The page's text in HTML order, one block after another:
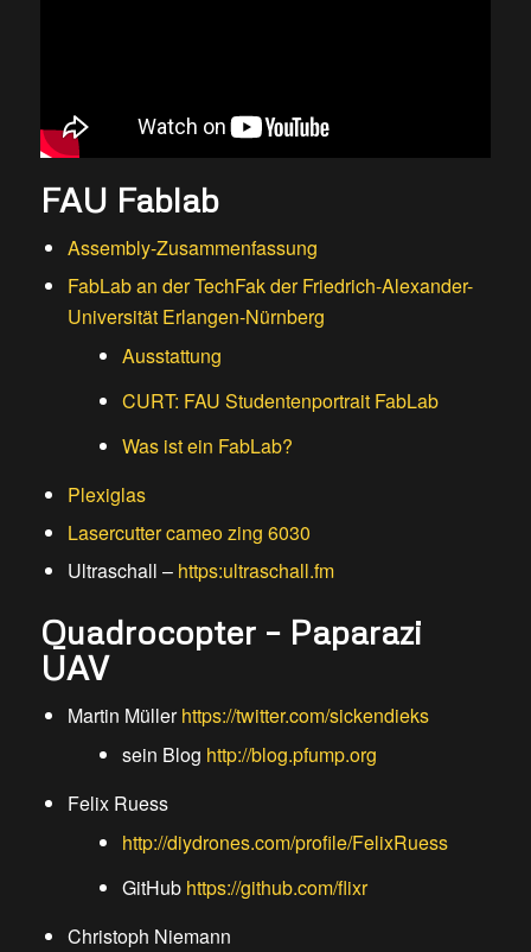
FAU Fablab
Assembly-Zusammenfassung
FabLab an der TechFak der Friedrich-Alexander-
Universität Erlangen-Nürnberg
Ausstattung
CURT: FAU Studentenportrait FabLab
Was ist ein FabLab?
Plexiglas
Lasercutter cameo zing 6030
Ultraschall – https:ultraschall.fm
Quadrocopter – Paparazi
UAV
Martin Müllerhttps://twitter.com/sickendieks
sein Blog http://blog.pfump.org
Felix Ruess
http://diydrones.com/profile/FelixRuess
GitHub https://github.com/flixr
Christoph Niemann